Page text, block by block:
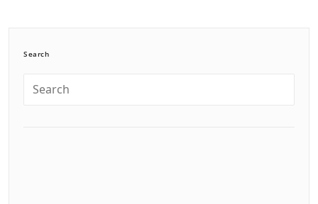
Search